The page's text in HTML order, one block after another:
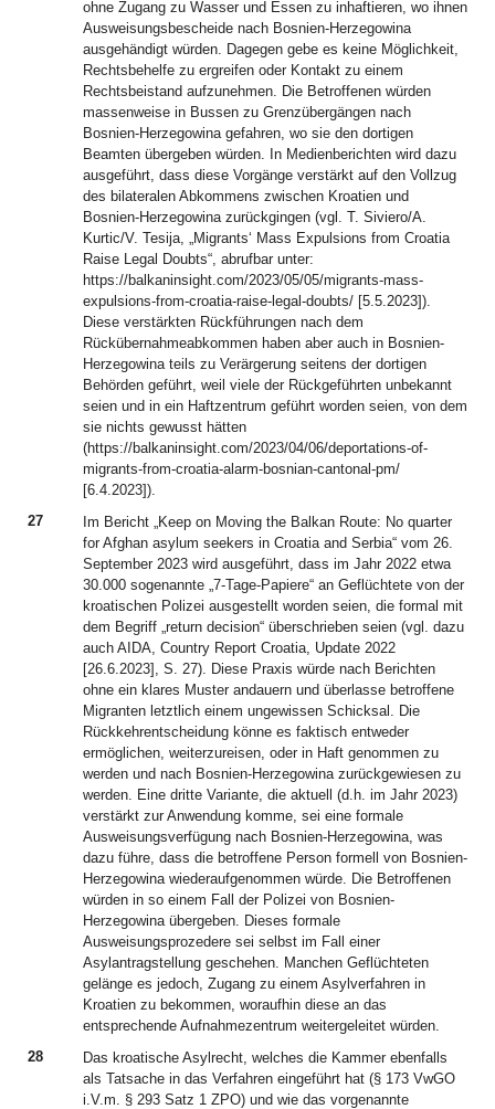
ohne Zugang zu Wasser und Essen zu inhaftieren, wo ihnen
Ausweisungsbescheide nach Bosnien-Herzegowina
ausgehändigt würden. Dagegen gebe es keine Möglichkeit,
Rechtsbehelfe zu ergreifen oder Kontakt zu einem
Rechtsbeistand aufzunehmen. Die Betroffenen würden
massenweise in Bussen zu Grenzübergängen nach
Bosnien-Herzegowina gefahren, wo sie den dortigen
Beamten übergeben würden. In Medienberichten wird dazu
ausgeführt, dass diese Vorgänge verstärkt auf den Vollzug
des bilateralen Abkommens zwischen Kroatien und
Bosnien-Herzegowina zurückgingen (vgl. T. Siviero/A.
Kurtic/V. Tesija, „Migrants‘ Mass Expulsions from Croatia
Raise Legal Doubts“, abrufbar unter:
https://balkaninsight.com/2023/05/05/migrants-mass-
expulsions-from-croatia-raise-legal-doubts/ [5.5.2023]).
Diese verstärkten Rückführungen nach dem
Rückübernahmeabkommen haben aber auch in Bosnien-
Herzegowina teils zu Verärgerung seitens der dortigen
Behörden geführt, weil viele der Rückgeführten unbekannt
seien und in ein Haftzentrum geführt worden seien, von dem
sie nichts gewusst hätten
(https://balkaninsight.com/2023/04/06/deportations-of-
migrants-from-croatia-alarm-bosnian-cantonal-pm/
[6.4.2023]).
27
Im Bericht „Keep on Moving the Balkan Route: No quarter
for Afghan asylum seekers in Croatia and Serbia“ vom 26.
September 2023 wird ausgeführt, dass im Jahr 2022 etwa
30.000 sogenannte „7-Tage-Papiere“ an Geflüchtete von der
kroatischen Polizei ausgestellt worden seien, die formal mit
dem Begriff „return decision“ überschrieben seien (vgl. dazu
auch AIDA, Country Report Croatia, Update 2022
[26.6.2023], S. 27). Diese Praxis würde nach Berichten
ohne ein klares Muster andauern und überlasse betroffene
Migranten letztlich einem ungewissen Schicksal. Die
Rückkehrentscheidung könne es faktisch entweder
ermöglichen, weiterzureisen, oder in Haft genommen zu
werden und nach Bosnien-Herzegowina zurückgewiesen zu
werden. Eine dritte Variante, die aktuell (d.h. im Jahr 2023)
verstärkt zur Anwendung komme, sei eine formale
Ausweisungsverfügung nach Bosnien-Herzegowina, was
dazu führe, dass die betroffene Person formell von Bosnien-
Herzegowina wiederaufgenommen würde. Die Betroffenen
würden in so einem Fall der Polizei von Bosnien-
Herzegowina übergeben. Dieses formale
Ausweisungsprozedere sei selbst im Fall einer
Asylantragstellung geschehen. Manchen Geflüchteten
gelänge es jedoch, Zugang zu einem Asylverfahren in
Kroatien zu bekommen, woraufhin diese an das
entsprechende Aufnahmezentrum weitergeleitet würden.
28
Das kroatische Asylrecht, welches die Kammer ebenfalls
als Tatsache in das Verfahren eingeführt hat (§ 173 VwGO
i.V.m. § 293 Satz 1 ZPO) und wie das vorgenannte